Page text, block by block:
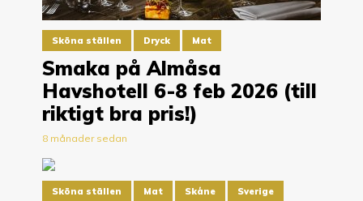
Sköna ställen Dryck Mat
Smaka på Almåsa
Havshotell 6-8 feb 2026 (till
riktigt bra pris!)
8 månader sedan
Sköna ställen Mat Skåne Sverige